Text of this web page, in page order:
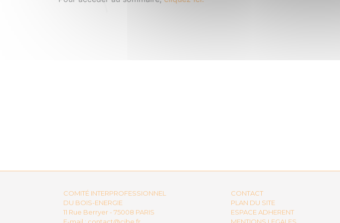
COMITÉ INTERPROFESSIONNEL
DU BOIS-ENERGIE
11 Rue Berryer - 75008 PARIS
CONTACT
PLAN DU SITE
ESPACE ADHERENT